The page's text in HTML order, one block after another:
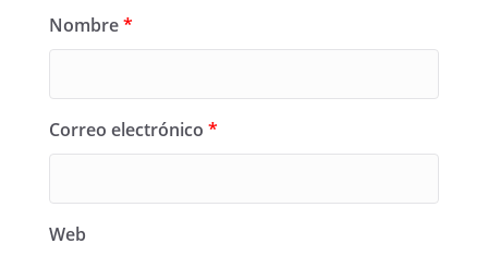
Nombre*
Correo electrónico *
Web